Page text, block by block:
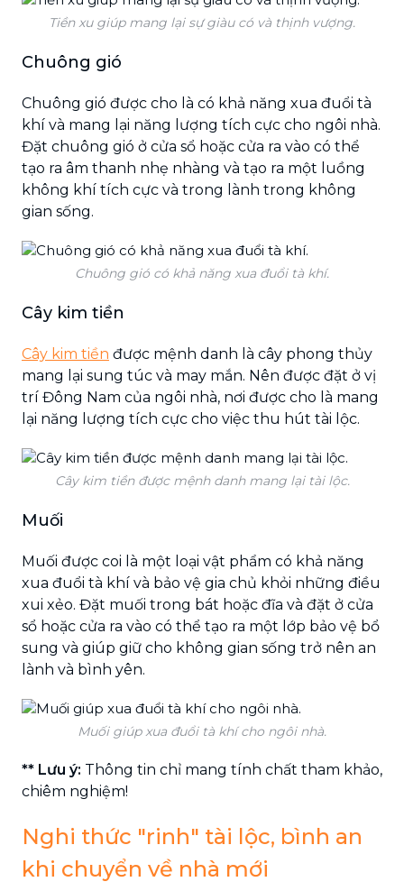
Tiền xu giúp mang lại sự giàu có và thịnh vượng.
Chuông gió
Chuông gió được cho là có khả năng xua đuổi tà
khí và mang lại năng lượng tích cực cho ngôi nhà.
Đặt chuông gió ở cửa sổ hoặc cửa ra vào có thể
tạo ra âm thanh nhẹ nhàng và tạo ra một luồng
không khí tích cực và trong lành trong không
gian sống.
Chuông gió có khả năng xua đuổi tà khí.
Cây kim tiền
Cây kim tiền được mệnh danh là cây phong thủy
mang lại sung túc và may mắn. Nên được đặt ở vị
trí Đông Nam của ngôi nhà, nơi được cho là mang
lại năng lượng tích cực cho việc thu hút tài lộc.
Cây kim tiền được mệnh danh mang lại tài lộc.
Muối
Muối được coi là một loại vật phẩm có khả năng
xua đuổi tà khí và bảo vệ gia chủ khỏi những điều
xui xẻo. Đặt muối trong bát hoặc đĩa và đặt ở cửa
sổ hoặc cửa ra vào có thể tạo ra một lớp bảo vệ bổ
sung và giúp giữ cho không gian sống trở nên an
lành và bình yên.
Muối giúp xua đuổi tà khí cho ngôi nhà.
** Lưu ý: Thông tin chỉ mang tính chất tham khảo,
chiêm nghiệm!
Nghi thức "rinh" tài lộc, bình an
khi chuyển về nhà mới